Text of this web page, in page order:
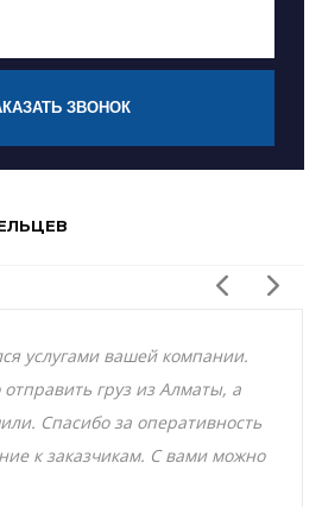
ЗВОНОК
услугами вашей компании.
груз из Алматы, а
Спасибо за оперативность
к заказчикам. С вами можно